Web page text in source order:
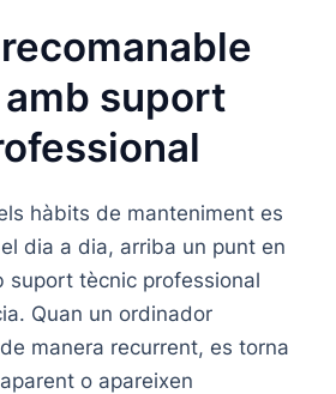
suport
hàbits de manteniment es
dia a dia, arriba un punt en
suport tècnic professional
Quan un ordinador
manera recurrent, es torna
o apareixen